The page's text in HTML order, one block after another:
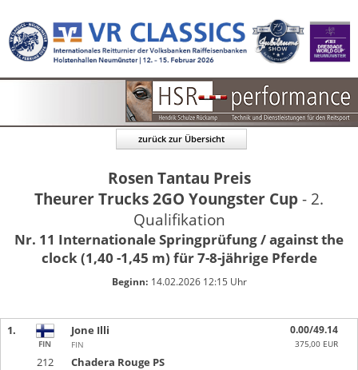
zurück zur Übersicht
Rosen Tantau Preis
Theurer Trucks 2GO Youngster Cup- 2.
Qualifikation
Nr. 11 Internationale Springprüfung / against the
clock (1,40 -1,45 m) für 7-8-jährige Pferde
Beginn: 14.02.2026 12:15 Uhr
1.
212 Chadera Rouge PS
FIN
Jone Illi
FIN
0.00/49.14
375,00 EUR